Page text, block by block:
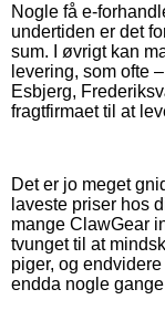
Nogle få e-
undertiden er det
sum. I øvrigt kan
levering, som ofte
Esbjerg,
fragtfirmaet til at
Det er jo meget
laveste priser hos
mange ClawGear
tvunget til at
piger, og
endda nogle